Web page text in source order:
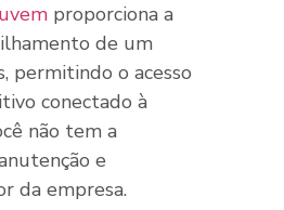
proporciona a
de um
permitindo o acesso
conectado à
não tem a
e
da empresa.